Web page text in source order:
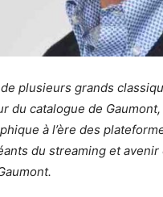
de plusieurs grands
du catalogue de
à l’ère des
du streaming et